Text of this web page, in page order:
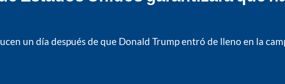
un día después de que Donald Trump entró de lleno en la